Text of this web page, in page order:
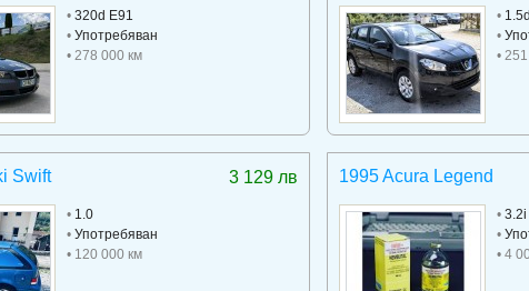
• 320d E91
• Употребяван
• 278 000 км
•
•
•
3 129 лв
Swift
• 1.0
• Употребяван
• 120 000 км
1995 Acura Legend
•3.2i
•
• 4